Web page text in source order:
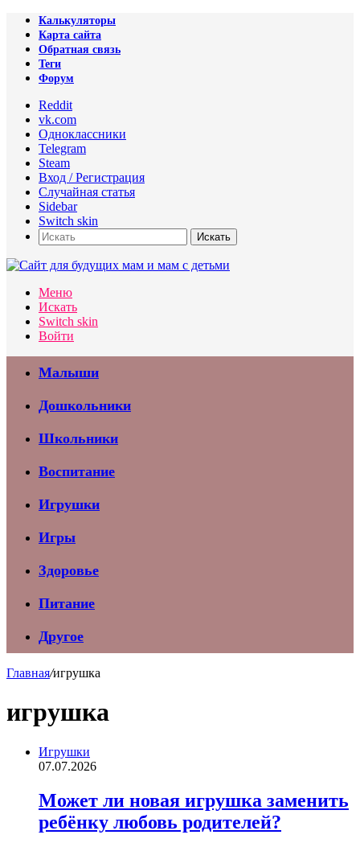
Калькуляторы
Карта сайта
Обратная связь
Теги
Форум
Reddit
vk.com
Одноклассники
Telegram
Steam
Вход / Регистрация
Случайная статья
Sidebar
Switch skin
Искать
Меню
Искать
Switch skin
Войти
Малыши
Дошкольники
Школьники
Воспитание
Игрушки
Игры
Здоровье
Питание
Другое
Главная/игрушка
игрушка
Игрушки
07.07.2026
Может ли новая игрушка заменить
ребёнку любовь родителей?